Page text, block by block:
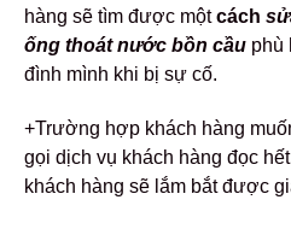
hàng sẽ tìm được mộtcách
ống thoát nước bồn cầu phù
đình mình khi bị sự cố.
+Trường hợp khách hàng
gọi dịch vụ khách hàng đọc
khách hàng sẽ lắm bắt được